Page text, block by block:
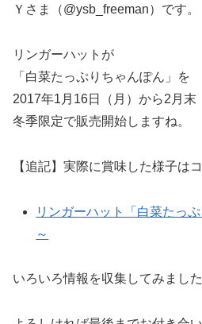
Ｙさま（@ysb_freeman）です。
リンガーハットが
「白菜たっぷりちゃんぽん」を
2017年1月16日（月）から2月末
冬季限定で販売開始しますね。
【追記】実際に賞味した様子は
リンガーハット「白菜たっ
～
いろいろ情報を収集してみました